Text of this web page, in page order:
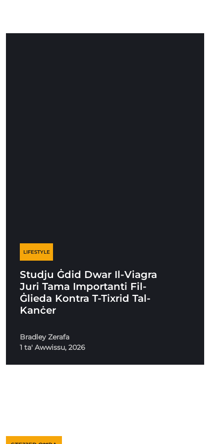
LIFESTYLE
Studju Ġdid Dwar Il-Viagra
Juri Tama Importanti Fil-
Ġlieda Kontra T-Tixrid Tal-
Kanċer
Bradley Zerafa
1 ta' Awwissu, 2026